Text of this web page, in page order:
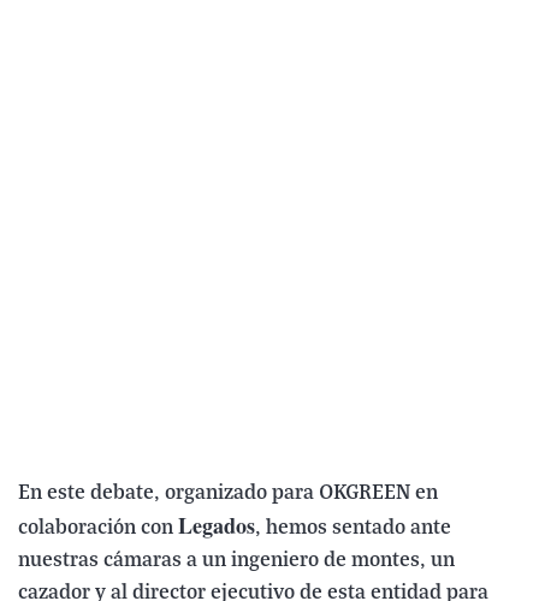
En este debate, organizado para OKGREEN en
colaboración con Legados, hemos sentado ante
nuestras cámaras a un ingeniero de montes, un
cazador y al director ejecutivo de esta entidad para